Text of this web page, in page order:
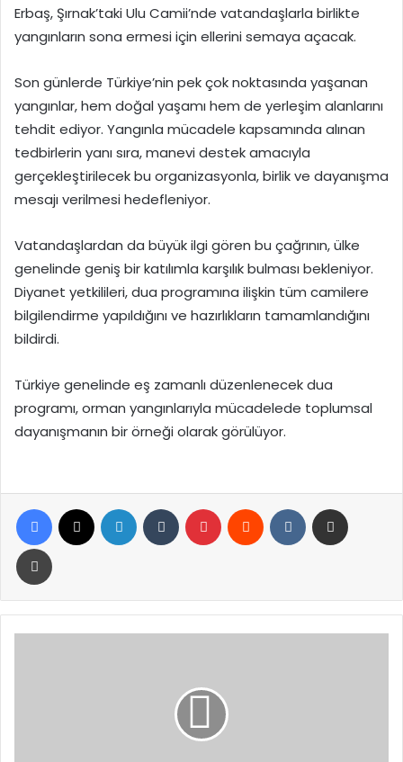
Erbaş, Şırnak’taki Ulu Camii’nde vatandaşlarla birlikte
yangınların sona ermesi için ellerini semaya açacak.
Son günlerde Türkiye’nin pek çok noktasında yaşanan
yangınlar, hem doğal yaşamı hem de yerleşim alanlarını
tehdit ediyor. Yangınla mücadele kapsamında alınan
tedbirlerin yanı sıra, manevi destek amacıyla
gerçekleştirilecek bu organizasyonla, birlik ve dayanışma
mesajı verilmesi hedefleniyor.
Vatandaşlardan da büyük ilgi gören bu çağrının, ülke
genelinde geniş bir katılımla karşılık bulması bekleniyor.
Diyanet yetkilileri, dua programına ilişkin tüm camilere
bilgilendirme yapıldığını ve hazırlıkların tamamlandığını
bildirdi.
Türkiye genelinde eş zamanlı düzenlenecek dua
programı, orman yangınlarıyla mücadelede toplumsal
dayanışmanın bir örneği olarak görülüyor.
Facebook LinkedIn Tumblr Pinterest Reddit VKontakte
Yazdır